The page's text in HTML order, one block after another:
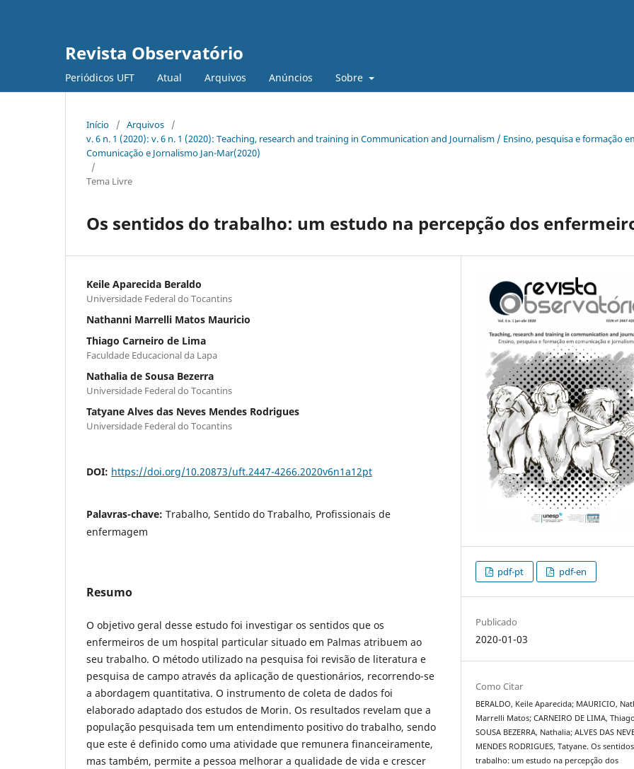
Revista Observatório
Periódicos UFT Atual Arquivos Anúncios Sobre
Início / Arquivos
/
v. 6 n. 1 (2020): v. 6 n. 1 (2020): Teaching, research and training in Communication and Journalism / Ensino, pesquisa e formação
Comunicação e Jornalismo Jan-Mar(2020)
/
Tema Livre
Os sentidos do trabalho: um estudo na percepção dos
Keile Aparecida Beraldo
Universidade Federal do Tocantins
Nathanni Marrelli Matos Mauricio
Thiago Carneiro de Lima
Faculdade Educacional da Lapa
Nathalia de Sousa Bezerra
Universidade Federal do Tocantins
Tatyane Alves das Neves Mendes Rodrigues
Universidade Federal do Tocantins
DOI: https://doi.org/10.20873/uft.2447-4266.2020v6n1a12pt
Palavras-chave: Trabalho, Sentido do Trabalho, Profissionais de
enfermagem
Resumo
O objetivo geral desse estudo foi investigar os sentidos que os
enfermeiros de um hospital particular situado em Palmas atribuem ao
seu trabalho. O método utilizado na pesquisa foi revisão de literatura e
pesquisa de campo através da aplicação de questionários, recorrendo-se
a abordagem quantitativa. O instrumento de coleta de dados foi
elaborado adaptado dos estudos de Morin. Os resultados revelam que a
população pesquisada tem um entendimento positivo do trabalho, sendo
que este é definido como uma atividade que remunera financeiramente,
mas também, permite a pessoa melhorar a qualidade de vida e crescer
pdf-pt pdf-en
Publicado
2020-01-03
Como Citar
BERALDO, Keile Aparecida; MAURICIO,
Marrelli Matos; CARNEIRO DE LIMA,
SOUSA BEZERRA, Nathalia; ALVES DAS
MENDES RODRIGUES, Tatyane. Os
trabalho: um estudo na percepção dos